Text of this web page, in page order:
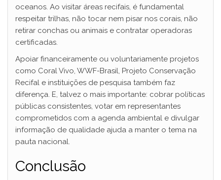
oceanos. Ao visitar áreas recifais, é fundamental
respeitar trilhas, não tocar nem pisar nos corais, não
retirar conchas ou animais e contratar operadoras
certificadas.
Apoiar financeiramente ou voluntariamente projetos
como Coral Vivo, WWF-Brasil, Projeto Conservação
Recifal e instituições de pesquisa também faz
diferença. E, talvez o mais importante: cobrar políticas
públicas consistentes, votar em representantes
comprometidos com a agenda ambiental e divulgar
informação de qualidade ajuda a manter o tema na
pauta nacional.
Conclusão